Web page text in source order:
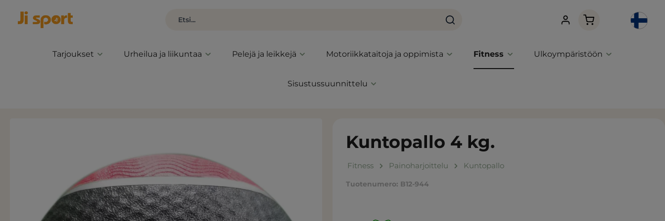
Ostoskori sisältää
Tarjoukset Urheilua ja liikuntaa Pelejä ja leikkejä Motoriikkataitoja ja oppimista Fitness Ulkoympäristöön
Sisustussuunnittelu
Kuntopallo 4 kg.
Fitness Painoharjoittelu Kuntopallo
Tuotenumero: B12-944